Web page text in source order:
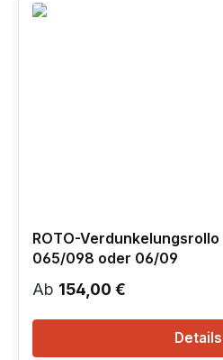
ROTO-
065/098 oder 06/09
Regulärer Preis:
Ab 154,00 €
Details